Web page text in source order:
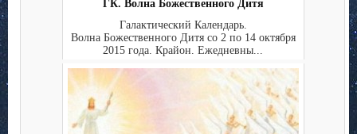
ГК. Волна Божественного Дитя
Галактический Календарь.
Волна Божественного Дитя со 2 по 14 октября
2015 года. Крайон. Ежедневны...